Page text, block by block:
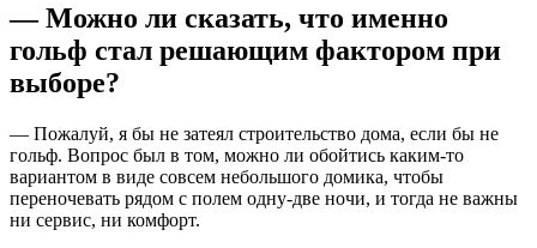
— Можно ли сказать, что именно
гольф стал решающим фактором при
выборе?
— Пожалуй, я бы не затеял строительство дома, если бы не
гольф. Вопрос был в том, можно ли обойтись каким-то
вариантом в виде совсем небольшого домика, чтобы
переночевать рядом с полем одну-две ночи, и тогда не важны
ни сервис, ни комфорт.